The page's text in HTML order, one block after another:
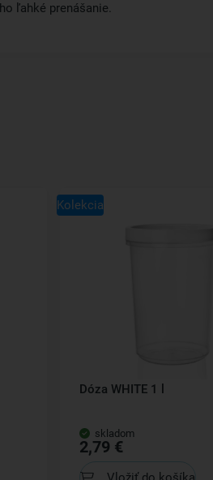
ľahké prenášanie.
Kolekcia
Dóza WHITE 1 l
skladom
2,79 €